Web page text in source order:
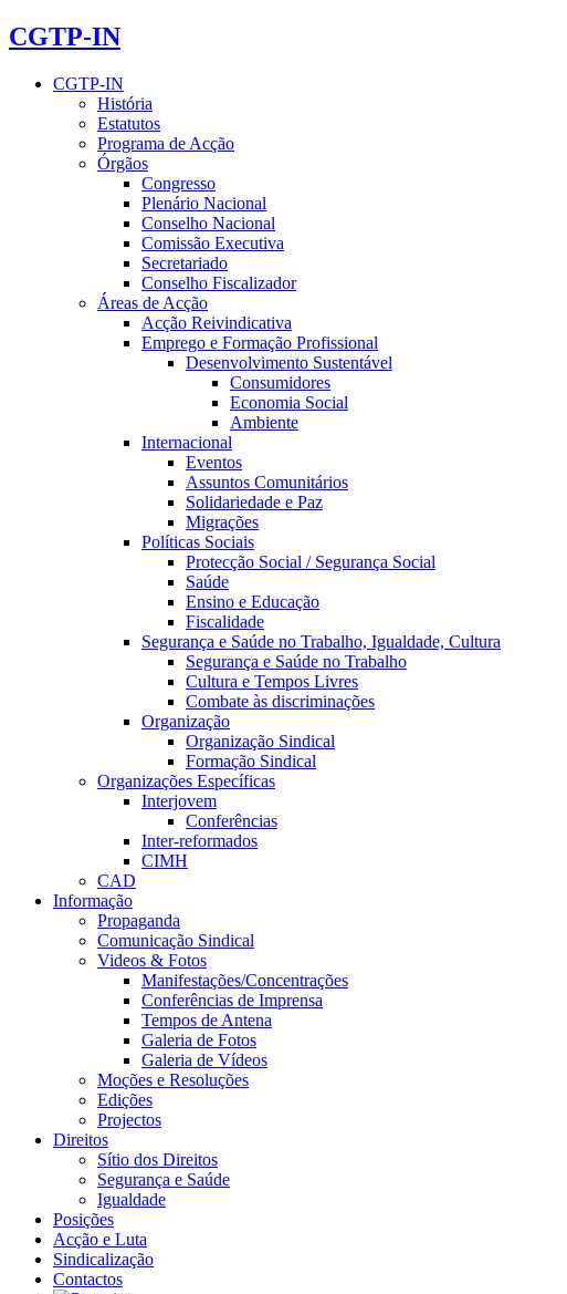
CGTP-IN
CGTP-IN
História
Estatutos
Programa de Acção
Órgãos
Congresso
Plenário Nacional
Conselho Nacional
Comissão Executiva
Secretariado
Conselho Fiscalizador
Áreas de Acção
Acção Reivindicativa
Emprego e Formação Profissional
Desenvolvimento Sustentável
Consumidores
Economia Social
Ambiente
Internacional
Eventos
Assuntos Comunitários
Solidariedade e Paz
Migrações
Políticas Sociais
Protecção Social / Segurança Social
Saúde
Ensino e Educação
Fiscalidade
Segurança e Saúde no Trabalho, Igualdade, Cultura
Segurança e Saúde no Trabalho
Cultura e Tempos Livres
Combate às discriminações
Organização
Organização Sindical
Formação Sindical
Organizações Específicas
Interjovem
Conferências
Inter-reformados
CIMH
CAD
Informação
Propaganda
Comunicação Sindical
Videos & Fotos
Manifestações/Concentrações
Conferências de Imprensa
Tempos de Antena
Galeria de Fotos
Galeria de Vídeos
Moções e Resoluções
Edições
Projectos
Direitos
Sítio dos Direitos
Segurança e Saúde
Igualdade
Posições
Acção e Luta
Sindicalização
Contactos